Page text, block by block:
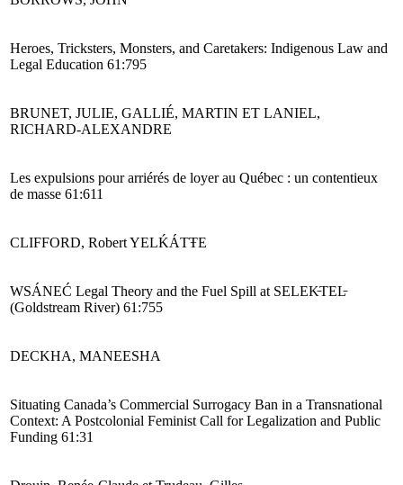
Heroes, Tricksters, Monsters, and Caretakers: Indigenous Law and
Legal Education 61:795
BRUNET, JULIE, GALLIÉ, MARTIN ET LANIEL,
RICHARD-ALEXANDRE
Les expulsions pour arriérés de loyer au Québec : un contentieux
de masse 61:611
CLIFFORD, RobertYELḰÁTŦE
WSÁNEĆ Legal Theory and the Fuel Spill at SELEK̵TEL̵
(Goldstream River) 61:755
DECKHA, MANEESHA
Situating Canada’s Commercial Surrogacy Ban in a Transnational
Context: A Postcolonial Feminist Call for Legalization and Public
Funding 61:31